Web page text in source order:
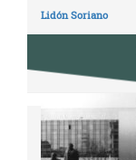
Lidón Soriano